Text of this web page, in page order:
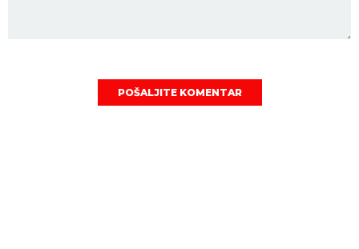
POŠALJITE KOMENTAR